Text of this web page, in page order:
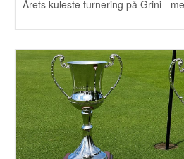
Årets kuleste turnering på Grini -